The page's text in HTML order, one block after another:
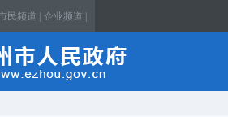
民频道 | 企业频道 |